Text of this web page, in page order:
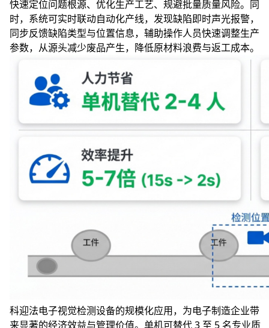
快速定位问题根源、优化生产工艺、规避批量质量风险。同
时，系统可实时联动自动化产线，发现缺陷即时声光报警，
同步反馈缺陷类型与位置信息，辅助操作人员快速调整生产
参数，从源头减少废品产生，降低原材料浪费与返工成本。
科迎法电子视觉检测设备的规模化应用，为电子制造企业带
来显著的经济效益与管理价值。单机可替代 3 至 5 名专业质